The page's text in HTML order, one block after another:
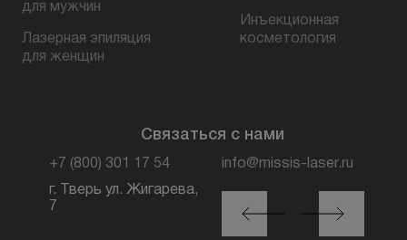
для мужчин
Лазерная эпиляция
для женщин
Инъекционная
косметология
Связаться с нами
+7 (800) 301 17 54 info@missis-laser.ru
г. Тверь ул. Жигарева,
7
г. Москва м. Трубная,
ул. Петровка, 26, стр.